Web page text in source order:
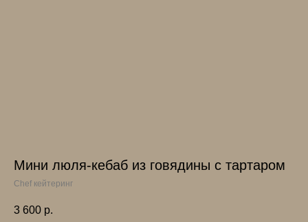
Мини люля-кебаб из говядины с тартаром
Chef кейтеринг
3 600 р.